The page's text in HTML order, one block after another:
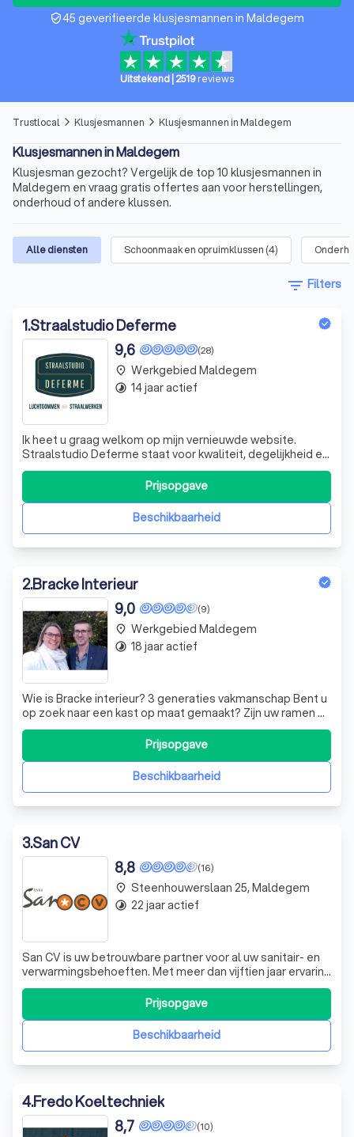
verified_user45 geverifieerde klusjesmannen in Maldegem
Uitstekend 2519reviews
Trustlocal arrow_forward_ios Klusjesmannen arrow_forward_ios Klusjesmannen in Maldegem
Klusjesmannen in Maldegem
Klusjesman gezocht? Vergelijk de top 10 klusjesmannen in
Maldegem en vraag gratis offertes aan voor herstellingen,
onderhoud of andere klussen.
Alle diensten Schoonmaak en opruimklussen (4)
filter_list Filters
1.Straalstudio Deferme
(28)
9,6
Ik heet u graag welkom op mijn vernieuwde website.
Straalstudio Deferme staat voor kwaliteit, degelijkheid en
opgeleverd conform de afspraken. Voeg hierbij de optie
BETAALBAAR en dan weet je dat je bij Straalstudio
Deferme de juiste webstek hebt gevonden.
Luchtgommen, Nevelstralen, Zandstralen,.. a
Beschikbaarheid
Prijsopgave
place Werkgebied Maldegem
timelapse 14 jaar actief
2.Bracke Interieur
(9)
9,0
Wie is Bracke interieur? 3 generaties vakmanschap Bent u
op zoek naar een kast op maat gemaakt? Zijn uw ramen of
deuren nodig aan vervanging toe? Wenst u een nieuwe
trap of wilt u een zolderkamer renoveren met gyproc,
laminaat en kasten onder het schuine dak? Voor dat en
nog veel meer kunt u bij BBeschikbaarheid
Prijsopgave
place Werkgebied Maldegem
timelapse 18 jaar actief
3.San CV
(16)
8,8
San CV is uw betrouwbare partner voor al uw sanitair- en
verwarmingsbehoeften. Met meer dan vijftien jaar ervaring
in de branche, onderscheiden we ons door onze expertise
en toewijding aan kwaliteit. Of uw badkamer nu een totale
renovatie nodig heeft of uw verwarmingsinstallatie aan
vervanging toe i
Beschikbaarheid
Prijsopgave
place Steenhouwerslaan 25, Maldegem
timelapse 22 jaar actief
4.Fredo Koeltechniek
(10)
8,7